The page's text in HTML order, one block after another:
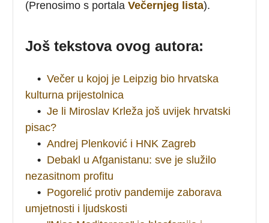
(Prenosimo s portalaVečernjeg lista).
Još tekstova ovog autora:
• Večer u kojoj je Leipzig bio hrvatska
kulturna prijestolnica
• Je li Miroslav Krleža još uvijek hrvatski
pisac?
• Andrej Plenković i HNK Zagreb
• Debakl u Afganistanu: sve je služilo
nezasitnom profitu
• Pogorelić protiv pandemije zaborava
umjetnosti i ljudskosti